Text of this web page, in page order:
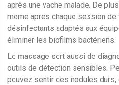
après une vache malade. De
même après chaque session
désinfectants adaptés aux
éliminer les biofilms bactériens.
Le massage sert aussi de
outils de détection sensibles.
pouvez sentir des nodules durs,